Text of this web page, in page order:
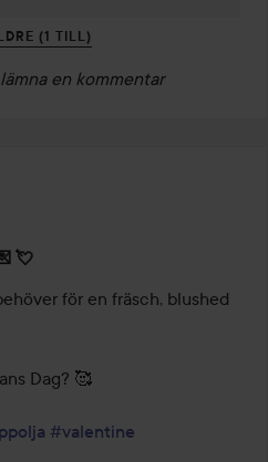
(1 TILL)
en kommentar
5 månader
💘
för en fräsch, blushed
Dag? 🥰
#valentine